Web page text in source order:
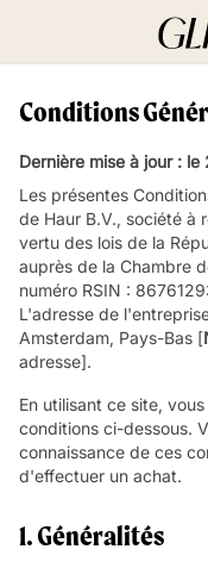
Conditions
Dernière mise à jour :
Les présentes
de Haur B.V., société à
vertu des lois de la
auprès de la Chambre
numéro RSIN :
L'adresse de
Amsterdam, Pays-Bas [
adresse].
En utilisant ce site,
conditions ci-dessous.
connaissance de ces
d'effectuer un achat.
1. Généralités